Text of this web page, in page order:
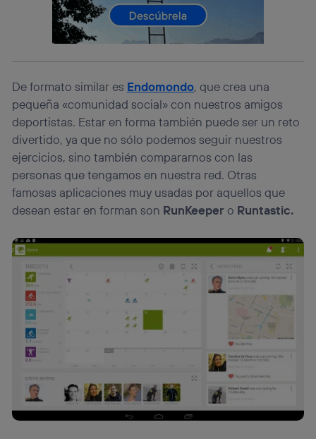
De formato similar es Endomondo, que crea una
pequeña «comunidad social» con nuestros amigos
deportistas. Estar en forma también puede ser un reto
divertido, ya que no sólo podemos seguir nuestros
ejercicios, sino también compararnos con las
personas que tengamos en nuestra red. Otras
famosas aplicaciones muy usadas por aquellos que
desean estar en forman son RunKeepero Runtastic.
Este identificador se asigna a la conexión de internet, por
lo que cualquier persona que conecte su dispositivo y
consienta el uso de la tecnología recibirá el mismo
el marketing o análisis se realizará en función de las
actividades de navegación de los miembros del hogar
que hayan dado su consentimiento.
Si utilizas
, el marketing será más
personalizado, ya que se basará únicamente en la
navegación del usuario del móvil.
Puedes gestionar los consentimientos Utiq seleccionando
“Administrar Utiq” en la parte inferior de esta página web o
visitando el
portal de privacidad de Utiq
(“consenthub”). Para más información, consulta